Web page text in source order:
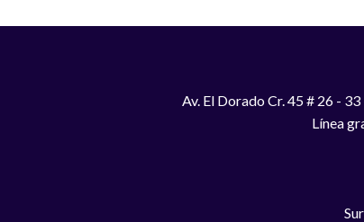
Av. El Dorado Cr. 45 # 26 -
Línea